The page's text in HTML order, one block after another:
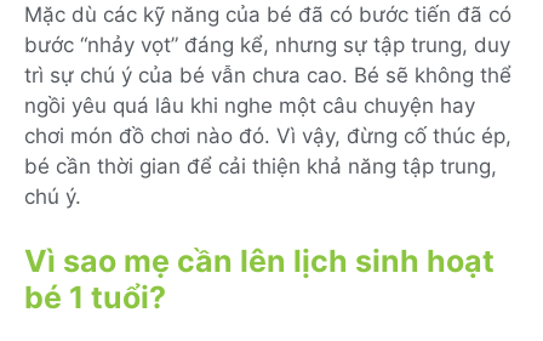
Mặc dù các kỹ năng của bé đã có bước tiến đã có
bước “nhảy vọt” đáng kể, nhưng sự tập trung, duy
trì sự chú ý của bé vẫn chưa cao. Bé sẽ không thể
ngồi yêu quá lâu khi nghe một câu chuyện hay
chơi món đồ chơi nào đó. Vì vậy, đừng cố thúc ép,
bé cần thời gian để cải thiện khả năng tập trung,
chú ý.
Vì sao mẹ cần lên lịch sinh hoạt
bé 1 tuổi?